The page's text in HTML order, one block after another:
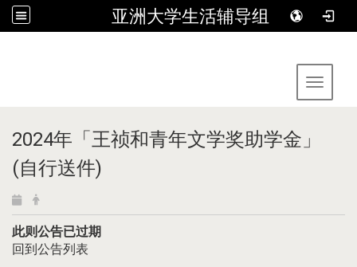
亚洲大学生活辅导组
Toggle
2024年「王祯和青年文学奖助学金」
(自行送件)
此则公告已过期
回到公告列表